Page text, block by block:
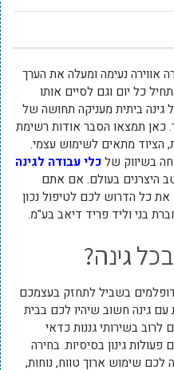
נעימה ומעלה את הערך
כל יום וגם לסיים אותו
גינה ביתית מעניקה תחושה של
כאן תמצאו הסבר אודות רשימת
הציוד מתאים לשימוש עצמי.
בשיווק שלכלי עבודה לגינה
היצרנים בעולם. אם אתם
כל הדרוש לכם לטיפול נכון
בני וליד פריד דיאב בע"מ.
בכל גינה?
בשביל לתחזק בעצמכם
גינה חשוב שיהיו לכם בבית
לרוב בשירותי גננות כדאי
גינון בסיסיות. בחירה
לכם שימוש ארוך טווח, נוחות,